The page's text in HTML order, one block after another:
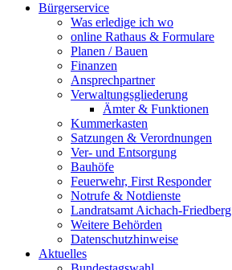
Bürgerservice
Was erledige ich wo
online Rathaus & Formulare
Planen / Bauen
Finanzen
Ansprechpartner
Verwaltungsgliederung
Ämter & Funktionen
Kummerkasten
Satzungen & Verordnungen
Ver- und Entsorgung
Bauhöfe
Feuerwehr, First Responder
Notrufe & Notdienste
Landratsamt Aichach-Friedberg
Weitere Behörden
Datenschutzhinweise
Aktuelles